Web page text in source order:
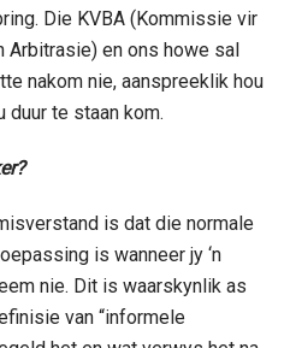
Die KVBA (Kommissie vir
Arbitrasie) en ons howe sal
nakom nie, aanspreeklik hou
duur te staan kom.
is dat die normale
is wanneer jy ‘n
nie. Dit is waarskynlik as
van “informele